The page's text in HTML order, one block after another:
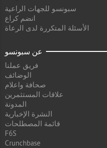
سبونسو للجهات الراعية
انضم كراع
الأسئلة المتكررة لدى الرعاة
عن سبونسو
فريق عملنا
الوضائف
صحافة واعلام
علاقات المستثمرين
المدونة
النشرة الإخبارية
قائمة المصطلحات
F6S
Crunchbase